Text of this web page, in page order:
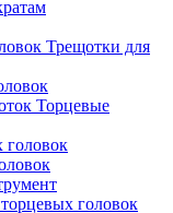
Трещотки для
Торцевые